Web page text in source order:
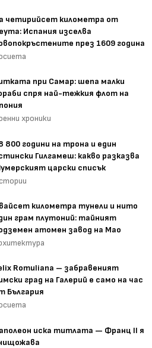
четирийсет километра от
Испания изселва
през 1609 година
при Самар: шепа малки
спря най-тежкия флот на
хроники
800 години на трона и един
Гилгамеш: какво разказва
царски списък
километра тунели и нито
грам плутоний: тайният
атомен завод на Мао
Romuliana – забравеният
град на Галерий е само на час
България
иска титлата — Франц II я